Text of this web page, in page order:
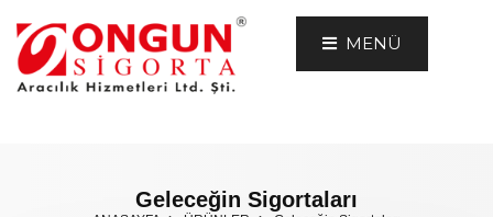
MENÜ
Geleceğin Sigortaları